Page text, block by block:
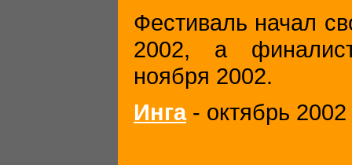
Фестиваль начал
2002, а
ноября 2002.
Инга- октябрь 2002